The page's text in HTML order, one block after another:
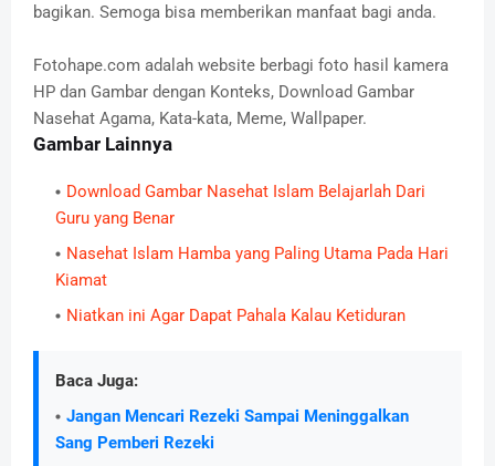
bagikan. Semoga bisa memberikan manfaat bagi anda.
Fotohape.com adalah website berbagi foto hasil kamera
HP dan Gambar dengan Konteks, Download Gambar
Nasehat Agama, Kata-kata, Meme, Wallpaper.
Gambar Lainnya
Download Gambar Nasehat Islam Belajarlah Dari
Guru yang Benar
Nasehat Islam Hamba yang Paling Utama Pada Hari
Kiamat
Niatkan ini Agar Dapat Pahala Kalau Ketiduran
Baca Juga:
Jangan Mencari Rezeki Sampai Meninggalkan
Sang Pemberi Rezeki